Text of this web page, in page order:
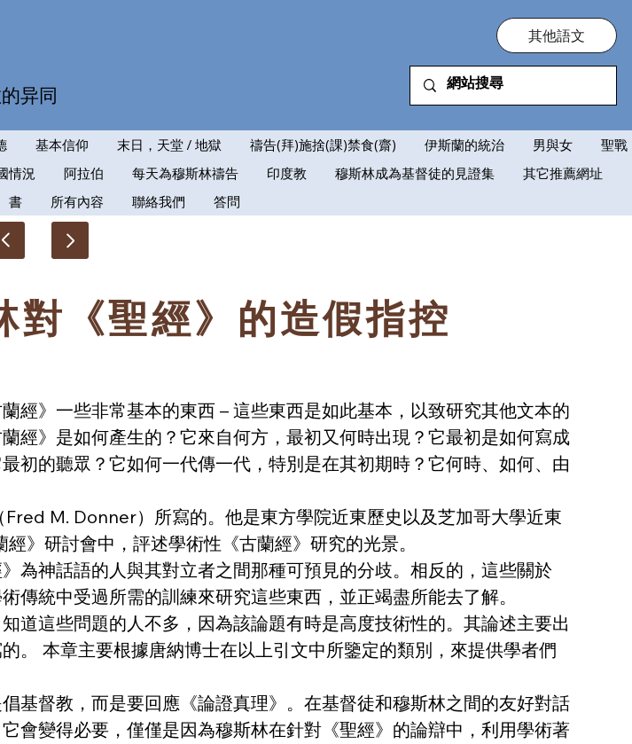
异同
其他語文
基本信仰 末日，天堂 / 地獄 禱告(拜)施捨(課)禁食(齋) 伊斯蘭的統治 男與女
聖戰
情況 阿拉伯 每天為穆斯林禱告 印度教 穆斯林成為基督徒的見證集
其它推薦網址
書 所有內容 聯絡我們 答問
題
對《聖經》的造假指控
經》一些非常基本的東西 – 這些東西是如此基本，以致研究其他文本的
經》是如何產生的？它來自何方，最初又何時出現？它最初是如何寫成
初的聽眾？它如何一代傳一代，特別是在其初期時？它何時、如何、由
M. Donner）所寫的。他是東方學院近東歷史以及芝加哥大學近東
》研討會中，評述學術性《古蘭經》研究的光景。
為神話語的人與其對立者之間那種可預見的分歧。相反的，這些關於
傳統中受過所需的訓練來研究這些東西，並正竭盡所能去了解。
道這些問題的人不多，因為該論題有時是高度技術性的。其論述主要出
。 本章主要根據唐納博士在以上引文中所鑒定的類別，來提供學者們
基督教，而是要回應《論證真理》。在基督徒和穆斯林之間的友好對話
會變得必要，僅僅是因為穆斯林在針對《聖經》的論辯中，利用學術著